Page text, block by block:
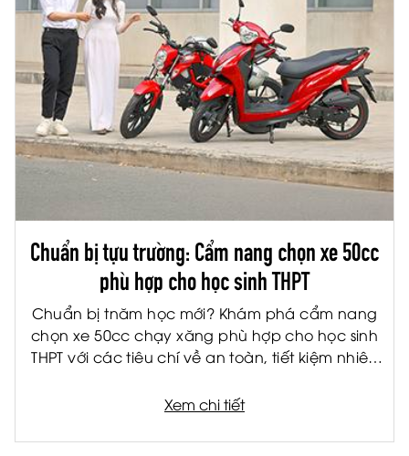
Chuẩn bị tựu trường: Cẩm nang chọn xe 50cc
phù hợp cho học sinh THPT
Chuẩn bị tnăm học mới? Khám phá cẩm nang
chọn xe 50cc chạy xăng phù hợp cho học sinh
THPT với các tiêu chí về an toàn, tiết kiệm nhiên
Xem chi tiết